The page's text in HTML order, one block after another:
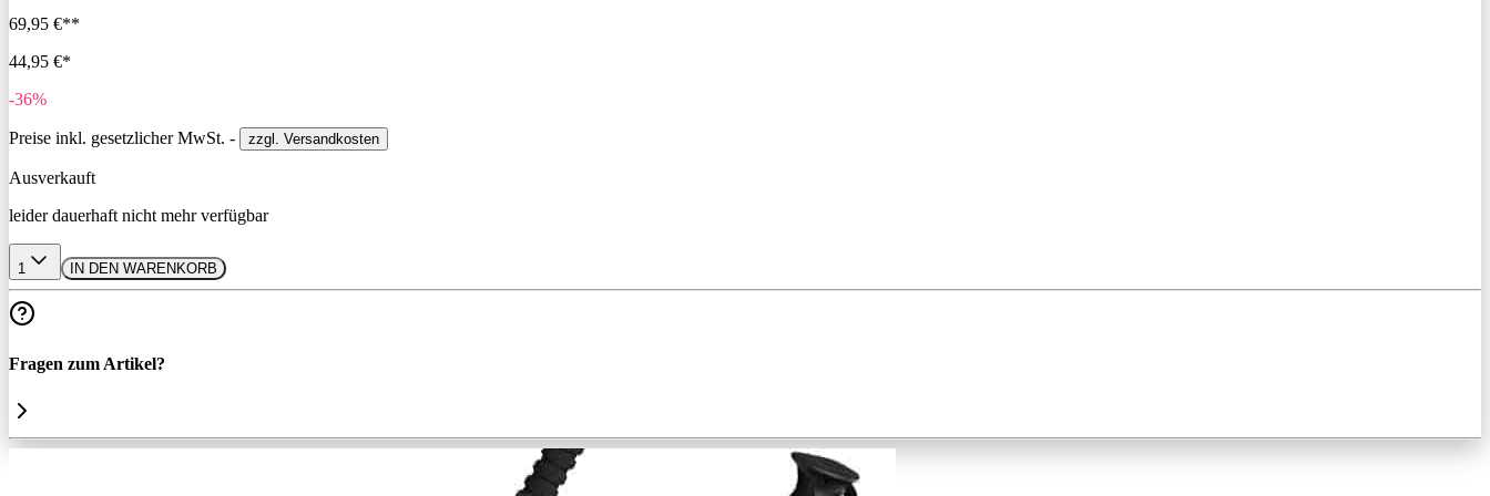
69,95 €**
44,95 €*
-36%
Preise inkl. gesetzlicher MwSt. - zzgl. Versandkosten
Ausverkauft
leider dauerhaft nicht mehr verfügbar
1 IN DEN WARENKORB
Fragen zum Artikel?